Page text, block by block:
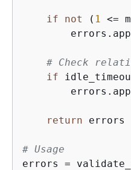
if not ( 1 <=
# Check
if
return errors
# Usage
errors =